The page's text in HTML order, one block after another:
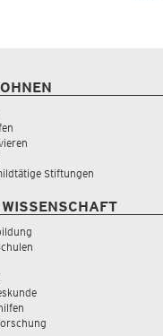
Stiftungen